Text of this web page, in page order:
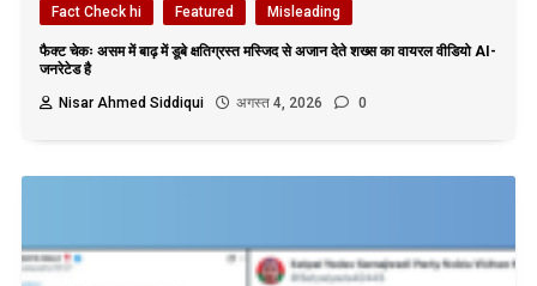
Fact Check hi Featured Misleading
फैक्ट चेकः असम में बाढ़ में डूबे क्षतिग्रस्त मस्जिद से अजान देते शख्स का वायरल वीडियो AI-
जनरेटेड है
Nisar Ahmed Siddiqui
अगस्त 4, 2026 0